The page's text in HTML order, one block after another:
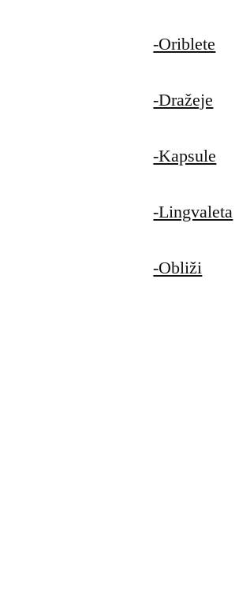
-Oriblete
-Dražeje
-Kapsule
-Lingvaleta
-Obliži